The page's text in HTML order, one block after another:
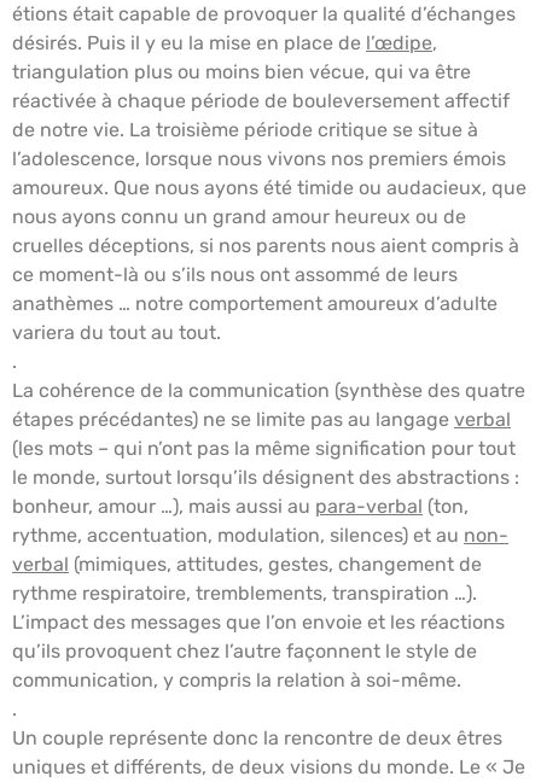
étions était capable de provoquer la qualité d’échanges
désirés. Puis il y eu la mise en place de l’œdipe,
triangulation plus ou moins bien vécue, qui va être
réactivée à chaque période de bouleversement affectif
de notre vie. La troisième période critique se situe à
l’adolescence, lorsque nous vivons nos premiers émois
amoureux. Que nous ayons été timide ou audacieux, que
nous ayons connu un grand amour heureux ou de
cruelles déceptions, si nos parents nous aient compris à
ce moment-là ou s’ils nous ont assommé de leurs
anathèmes … notre comportement amoureux d’adulte
variera du tout au tout.
.
La cohérence de la communication (synthèse des quatre
étapes précédantes) ne se limite pas au langage verbal
(les mots – qui n’ont pas la même signification pour tout
le monde, surtout lorsqu’ils désignent des abstractions :
bonheur, amour …), mais aussi au para-verbal (ton,
rythme, accentuation, modulation, silences) et au non-
verbal (mimiques, attitudes, gestes, changement de
rythme respiratoire, tremblements, transpiration …).
L’impact des messages que l’on envoie et les réactions
qu’ils provoquent chez l’autre façonnent le style de
communication, y compris la relation à soi-même.
.
Un couple représente donc la rencontre de deux êtres
uniques et différents, de deux visions du monde. Le « Je